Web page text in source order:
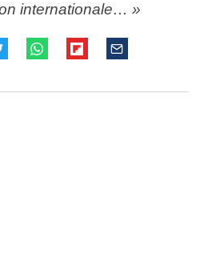
internationale… »